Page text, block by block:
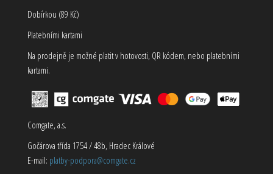
Dobírkou (89 Kč)
Platebními kartami
Na prodejně je možné platit v hotovosti, QR kódem, nebo platebními
kartami.
Comgate, a.s.
Gočárova třída 1754 / 48b, Hradec Králové
E-mail: platby-podpora@comgate.cz